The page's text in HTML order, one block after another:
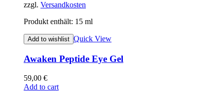
zzgl. Versandkosten
Produkt enthält: 15 ml
Add to wishlist Quick View
Awaken Peptide Eye Gel
59,00 €
Add to cart